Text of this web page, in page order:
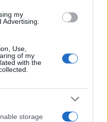
my
Use,
of my
with the
storage
valorizzare il nostro